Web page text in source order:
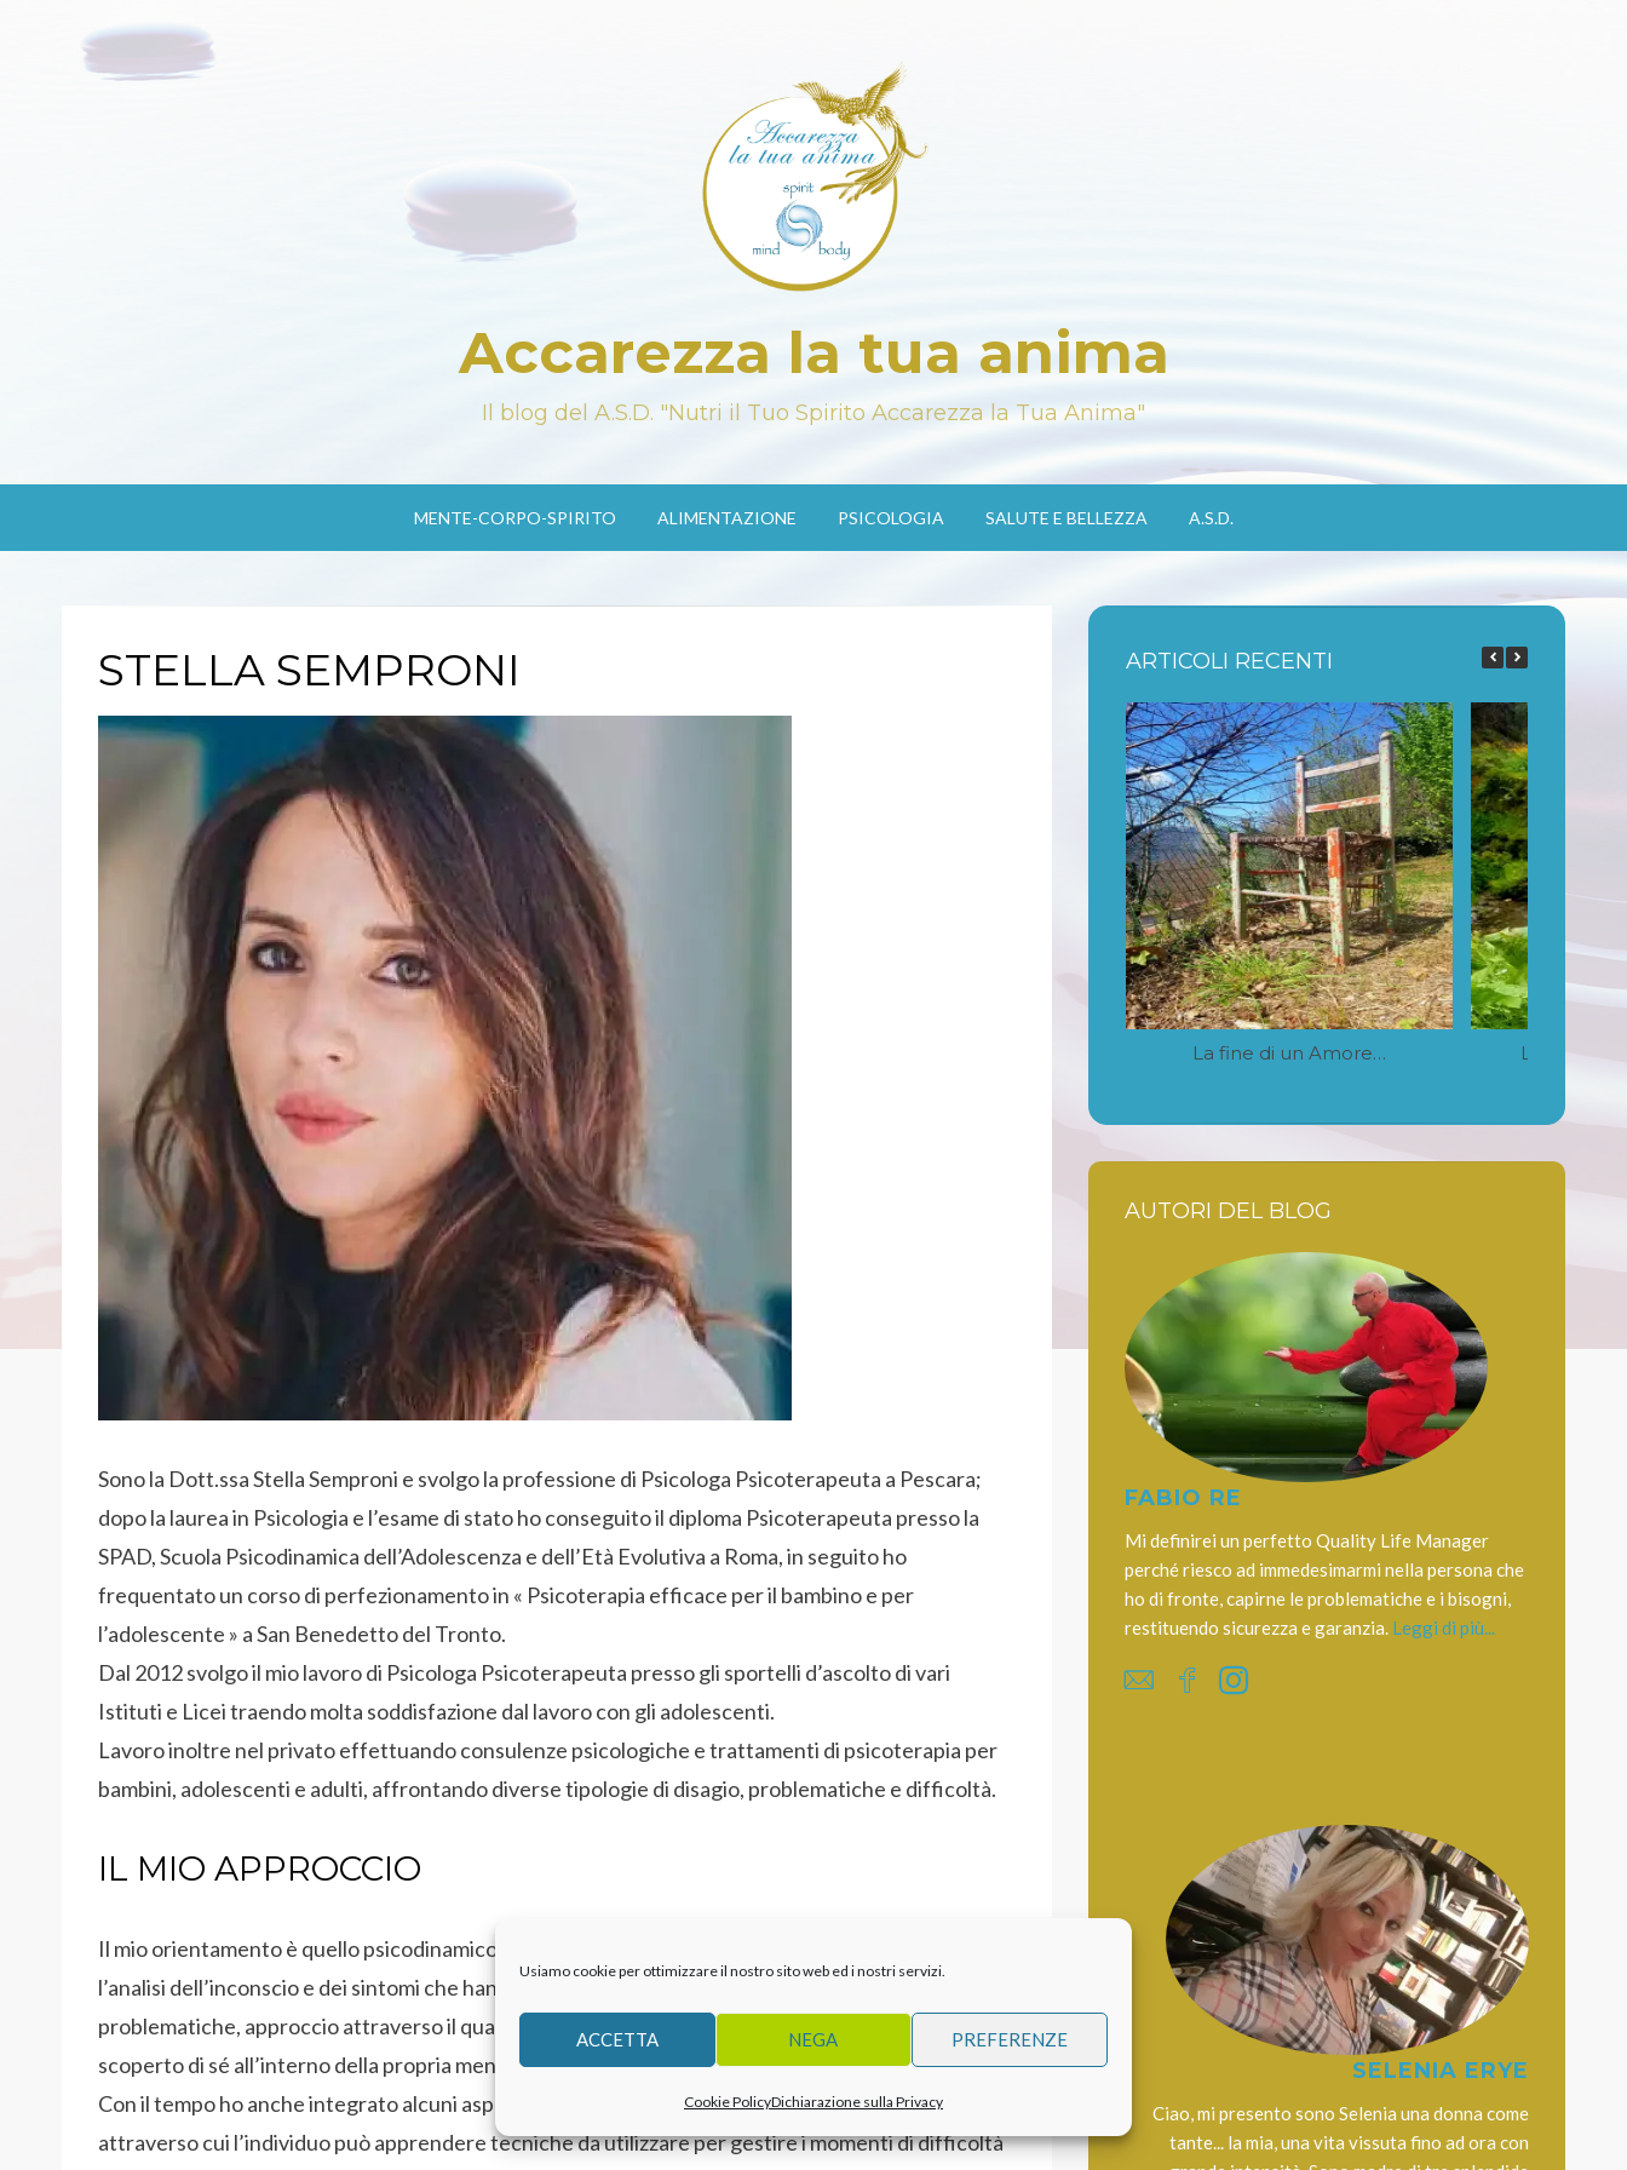
Usiamo cookie per ottimizzare il nostro sito web ed i nostri servizi.
ACCETTA NEGA PREFERENZE
Cookie PolicyDichiarazione sulla Privacy
Accarezza la tua anima
Il blog del A.S.D. "Nutri il Tuo Spirito Accarezza la Tua Anima"
MENTE-CORPO-SPIRITO ALIMENTAZIONE PSICOLOGIA SALUTE E BELLEZZA A.S.D.
STELLA SEMPRONI
Sono la Dott.ssa Stella Semproni e svolgo la professione di Psicologa Psicoterapeuta a Pescara;
dopo la laurea in Psicologia e l’esame di stato ho conseguito il diploma Psicoterapeuta presso la
SPAD, Scuola Psicodinamica dell’Adolescenza e dell’Età Evolutiva a Roma, in seguito ho
frequentato un corso di perfezionamento in « Psicoterapia efficace per il bambino e per
l’adolescente » a San Benedetto del Tronto.
Dal 2012 svolgo il mio lavoro di Psicologa Psicoterapeuta presso gli sportelli d’ascolto di vari
Istituti e Licei traendo molta soddisfazione dal lavoro con gli adolescenti.
Lavoro inoltre nel privato effettuando consulenze psicologiche e trattamenti di psicoterapia per
bambini, adolescenti e adulti, affrontando diverse tipologie di disagio, problematiche e difficoltà.
IL MIO APPROCCIO
Il mio orientamento è quello psicodinamico alla base del quale vi è l’interpretazione dei sogni,
l’analisi dell’inconscio e dei sintomi che hanno condotto l’individuo a sviluppare le proprie
problematiche, approccio attraverso il quale è possibile intraprendere un viaggio affascinante alla
scoperto di sé all’interno della propria mente e della propria anima.
Con il tempo ho anche integrato alcuni aspetti dell’approccio cognitivo comportamentale
attraverso cui l’individuo può apprendere tecniche da utilizzare per gestire i momenti di difficoltà
ARTICOLI RECENTI
La fine di un Amore… La
AUTORI DEL BLOG
FABIO RE
Mi definirei un perfetto Quality Life Manager
perché riesco ad immedesimarmi nella persona che
ho di fronte, capirne le problematiche e i bisogni,
restituendo sicurezza e garanzia. Leggi di più...
SELENIA ERYE
Ciao, mi presento sono Selenia una donna come
tante... la mia, una vita vissuta fino ad ora con